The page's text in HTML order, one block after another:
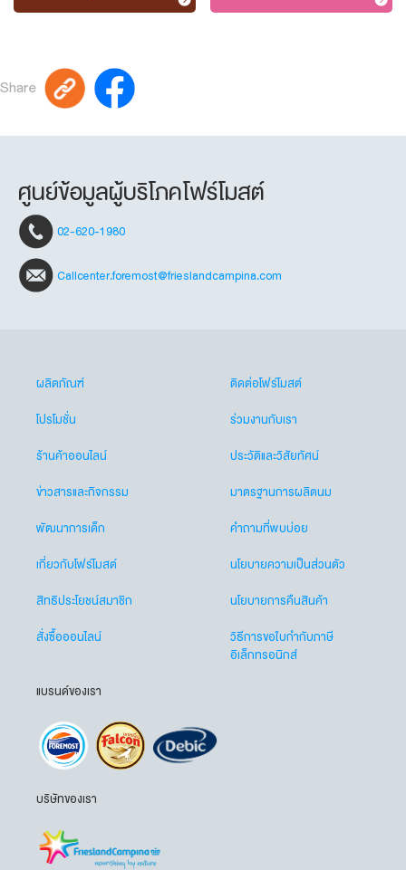
Share
ศูนย์ข้อมูลผู้บริโภคโฟร์โมสต์
02-620-1980
Callcenter.foremost@frieslandcampina.com
ผลิตภัณฑ์
โปรโมชั่น
ร้านค้าออนไลน์
ข่าวสารและกิจกรรม
พัฒนาการเด็ก
เกี่ยวกับโฟร์โมสต์
สิทธิประโยชน์สมาชิก
สั่งซื้อออนไลน์
ติดต่อโฟร์โมสต์
ร่วมงานกับเรา
ประวัติและวิสัยทัศน์
มาตรฐานการผลิตนม
คำถามที่พบบ่อย
นโยบายความเป็นส่วนตัว
นโยบายการคืนสินค้า
วิธีการขอใบกำกับภาษี
อิเล็กทรอนิกส์
แบรนด์ของเรา
บริษัทของเรา